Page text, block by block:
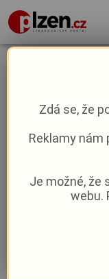
partnerku,
Zdá se, že
Reklamy nám
Je možné, že
webu.